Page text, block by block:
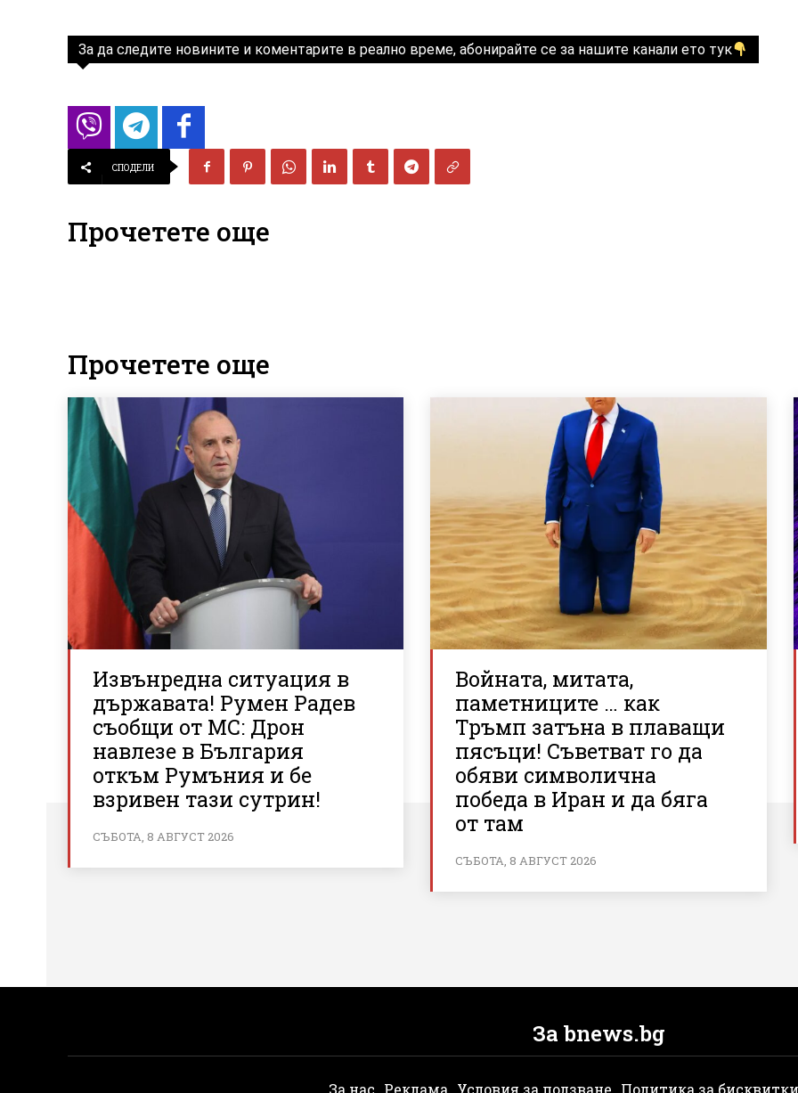
За да следите новините и коментарите в реално време, абонирайте се за нашите канали ето тук
СПОДЕЛИ
Прочетете още
Прочетете още
Извънредна ситуация в
държавата! Румен Радев
съобщи от МС: Дрон
навлезе в България
откъм Румъния и бе
взривен тази сутрин!
СЪБОТА, 8 АВГУСТ 2026
Войната, митата,
паметниците … как
Тръмп затъна в плаващи
пясъци! Съветват го да
обяви символична
победа в Иран и да бяга
от там
СЪБОТА, 8 АВГУСТ 2026
За bnews.bg
За нас Реклама Условия за ползване Политика за бисквитки